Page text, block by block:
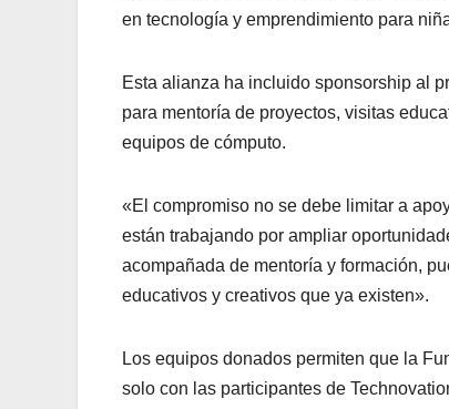
en tecnología y emprendimiento para
Esta alianza ha incluido sponsorship al
para mentoría de proyectos, visitas
equipos de cómputo.
«El compromiso no se debe limitar a
están trabajando por ampliar
acompañada de mentoría y formación,
educativos y creativos que ya existen».
Los equipos donados permiten que la
solo con las participantes de